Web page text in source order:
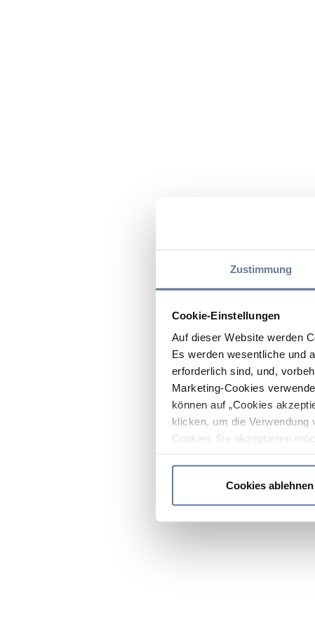
Zustimmung
Cookie-Einstellungen
Auf dieser Website werden
Es werden wesentliche und
erforderlich sind, und,
Marketing-Cookies
können auf „Cookies
klicken, um die Verwendung
Cookies Sie akzeptieren
Cookies ablehnen